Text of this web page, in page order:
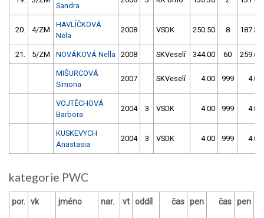
Sandra
20. 4/ZM
HAVLÍČKOVÁ
Nela
2008 VSDK 250.50 8 187.30
21. 5/ZM NOVÁKOVÁ Nella 2008 SKVeselí 344.00 60 259.60
MIŠURCOVÁ
Simona
2007 SKVeselí 4.00 999 4.00
VOJTĚCHOVÁ
Barbora
2004 3 VSDK 4.00 999 4.00
KUSKEVYCH
Anastasia
2004 3 VSDK 4.00 999 4.00
kategorie PWC
por. vk jméno nar. vt oddíl čas pen čas pen